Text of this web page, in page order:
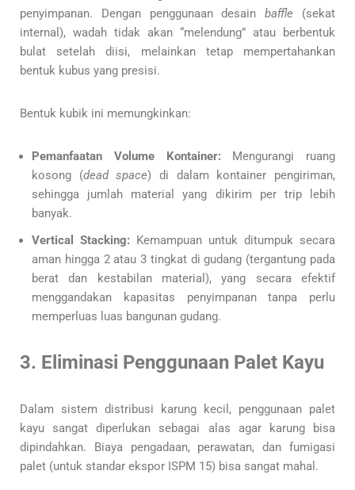
penyimpanan. Dengan penggunaan desainbaffle (sekat
internal), wadah tidak akan “melendung” atau berbentuk
bulat setelah diisi, melainkan tetap mempertahankan
bentuk kubus yang presisi.
Bentuk kubik ini memungkinkan:
Pemanfaatan Volume Kontainer: Mengurangi ruang
kosong (dead space) di dalam kontainer pengiriman,
sehingga jumlah material yang dikirim per trip lebih
banyak.
Vertical Stacking: Kemampuan untuk ditumpuk secara
aman hingga 2 atau 3 tingkat di gudang (tergantung pada
berat dan kestabilan material), yang secara efektif
menggandakan kapasitas penyimpanan tanpa perlu
memperluas luas bangunan gudang.
3. Eliminasi Penggunaan Palet Kayu
Dalam sistem distribusi karung kecil, penggunaan palet
kayu sangat diperlukan sebagai alas agar karung bisa
dipindahkan. Biaya pengadaan, perawatan, dan fumigasi
palet (untuk standar ekspor ISPM 15) bisa sangat mahal.